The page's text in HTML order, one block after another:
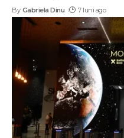
By Gabriela Dinu 7 luni ago